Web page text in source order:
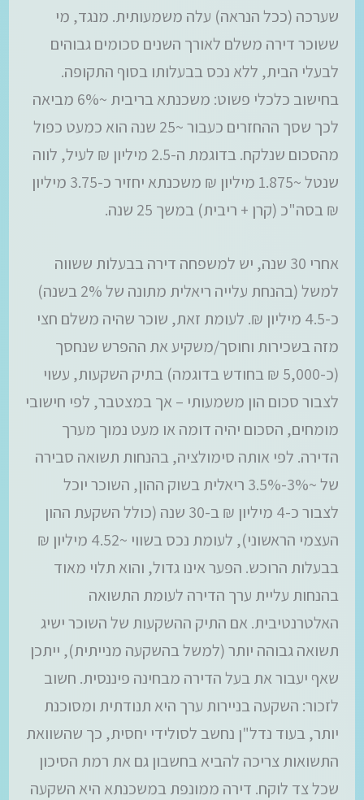
שערכה (ככל הנראה) עלה משמעותית. מנגד, מי
ששוכר דירה משלם לאורך השנים סכומים גבוהים
לבעלי הבית, ללא נכס בבעלותו בסוף התקופה.
בחישוב כלכלי פשוט: משכנתא בריבית ~6% מביאה
לכך שסך ההחזרים כעבור ~25 שנה הוא כמעט כפול
מהסכום שנלקח. בדוגמת ה-2.5 מיליון ₪ לעיל, לווה
שנטל ~1.875 מיליון ₪ משכנתא יחזיר כ-3.75 מיליון
₪ בסה"כ (קרן + ריבית) במשך 25 שנה.
אחרי 30 שנה, יש למשפחה דירה בבעלות ששווה
למשל (בהנחת עלייה ריאלית מתונה של 2% בשנה)
כ-4.5 מיליון ₪. לעומת זאת, שוכר שהיה משלם חצי
מזה בשכירות וחוסך/משקיע את ההפרש שנחסך
(כ-5,000 ₪ בחודש בדוגמה) בתיק השקעות, עשוי
לצבור סכום הון משמעותי – אך במצטבר, לפי חישובי
מומחים, הסכום יהיה דומה או מעט נמוך מערך
הדירה. לפי אותה סימולציה, בהנחות תשואה סבירה
של ~3%-3.5% ריאלית בשוק ההון, השוכר יוכל
לצבור כ-4 מיליון ₪ ב-30 שנה (כולל השקעת ההון
העצמי הראשוני), לעומת נכס בשווי ~4.52 מיליון ₪
בבעלות הרוכש. הפער אינו גדול, והוא תלוי מאוד
בהנחות עליית ערך הדירה לעומת התשואה
האלטרנטיבית. אם התיק ההשקעות של השוכר ישיג
תשואה גבוהה יותר (למשל בהשקעה מנייתית), ייתכן
שאף יעבור את בעל הדירה מבחינה פיננסית. חשוב
לזכור: השקעה בניירות ערך היא תנודתית ומסוכנת
יותר, בעוד נדל"ן נחשב לסולידי יחסית, כך שהשוואת
התשואות צריכה להביא בחשבון גם את רמת הסיכון
שכל צד לוקח. דירה ממונפת במשכנתא היא השקעה